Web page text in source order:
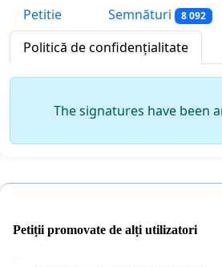
Petitie Semnături 8 092
Politică de confidențialitate
The signatures have been
Petiții promovate de alți utilizatori